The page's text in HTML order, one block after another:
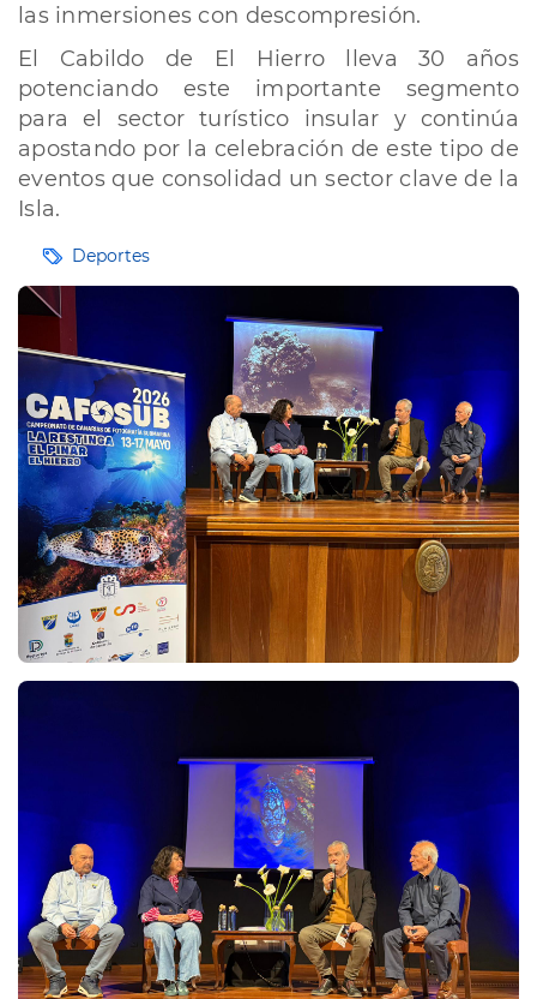
las inmersiones con descompresión.
El Cabildo de El Hierro lleva 30 años
potenciando este importante segmento
para el sector turístico insular y continúa
apostando por la celebración de este tipo de
eventos que consolidad un sector clave de la
Isla.
EtiquetasDeportes